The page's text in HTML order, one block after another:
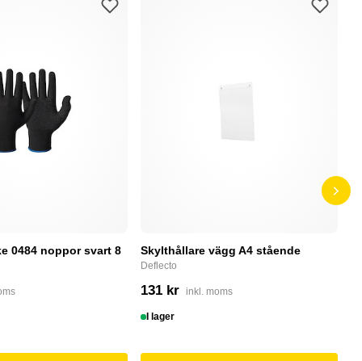
0484 noppor svart 8 Skylthållare vägg A4 stående
Deflecto
131 kr inkl. moms
I lager